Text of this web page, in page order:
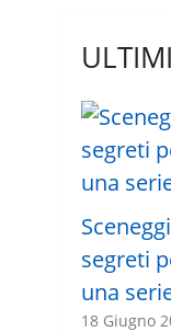
segreti
una
18 Giugno